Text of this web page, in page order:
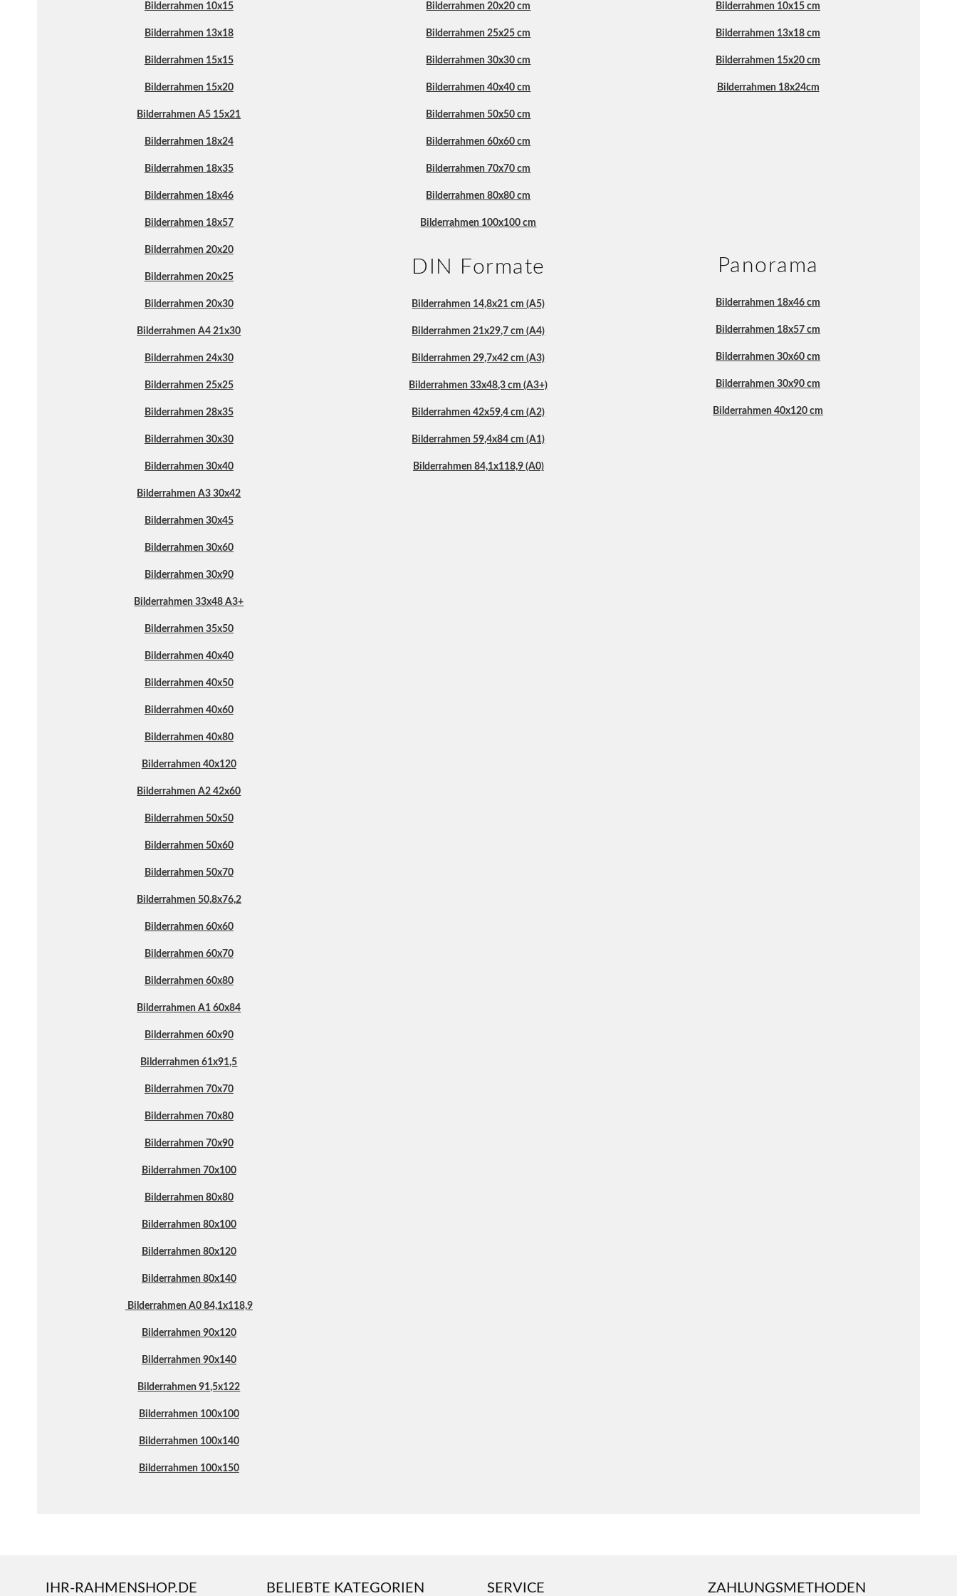
Bilderrahmen 10x15
Bilderrahmen 13x18
Bilderrahmen 15x15
Bilderrahmen 15x20
Bilderrahmen A5 15x21
Bilderrahmen 18x24
Bilderrahmen 18x35
Bilderrahmen 18x46
Bilderrahmen 18x57
Bilderrahmen 20x20
Bilderrahmen 20x25
Bilderrahmen 20x30
Bilderrahmen A4 21x30
Bilderrahmen 24x30
Bilderrahmen 25x25
Bilderrahmen 28x35
Bilderrahmen 30x30
Bilderrahmen 30x40
Bilderrahmen A3 30x42
Bilderrahmen 30x45
Bilderrahmen 30x60
Bilderrahmen 30x90
Bilderrahmen 33x48 A3+
Bilderrahmen 35x50
Bilderrahmen 40x40
Bilderrahmen 40x50
Bilderrahmen 40x60
Bilderrahmen 40x80
Bilderrahmen 40x120
Bilderrahmen A2 42x60
Bilderrahmen 50x50
Bilderrahmen 50x60
Bilderrahmen 50x70
Bilderrahmen 50,8x76,2
Bilderrahmen 60x60
Bilderrahmen 60x70
Bilderrahmen 60x80
Bilderrahmen A1 60x84
Bilderrahmen 60x90
Bilderrahmen 61x91,5
Bilderrahmen 70x70
Bilderrahmen 70x80
Bilderrahmen 70x90
Bilderrahmen 70x100
Bilderrahmen 80x80
Bilderrahmen 80x100
Bilderrahmen 80x120
Bilderrahmen 80x140
Bilderrahmen A0 84,1x118,9
Bilderrahmen 90x120
Bilderrahmen 90x140
Bilderrahmen 91,5x122
Bilderrahmen 100x100
Bilderrahmen 100x140
Bilderrahmen 100x150
Bilderrahmen 20x20 cm
Bilderrahmen 25x25 cm
Bilderrahmen 30x30 cm
Bilderrahmen 40x40 cm
Bilderrahmen 50x50 cm
Bilderrahmen 60x60 cm
Bilderrahmen 70x70 cm
Bilderrahmen 80x80 cm
Bilderrahmen 100x100 cm
DIN Formate
Bilderrahmen 14,8x21 cm (A5)
Bilderrahmen 21x29,7 cm (A4)
Bilderrahmen 29,7x42 cm (A3)
Bilderrahmen 33x48,3 cm (A3+)
Bilderrahmen 42x59,4 cm (A2)
Bilderrahmen 59,4x84 cm (A1)
Bilderrahmen 84,1x118,9 (A0)
Bilderrahmen 10x15 cm
Bilderrahmen 13x18 cm
Bilderrahmen 15x20 cm
Bilderrahmen 18x24cm
Panorama
Bilderrahmen 18x46 cm
Bilderrahmen 18x57 cm
Bilderrahmen 30x60 cm
Bilderrahmen 30x90 cm
Bilderrahmen 40x120 cm
IHR-RAHMENSHOP.DE BELIEBTE KATEGORIEN SERVICE ZAHLUNGSMETHODEN